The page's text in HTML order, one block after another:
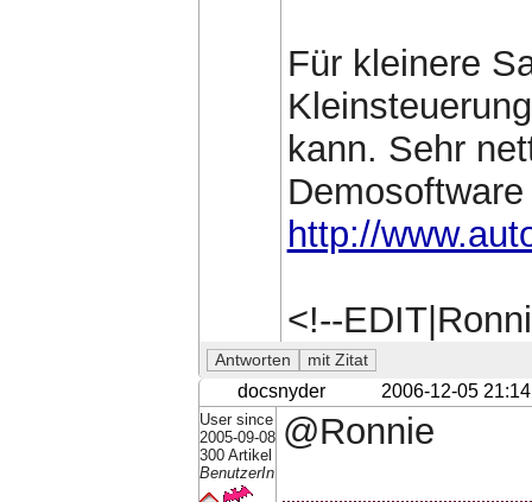
Für kleinere
kann. Sehr
http://
<!--
docsnyder 2006-12-05 21:14
User since
2005-09-08
300 Artikel
BenutzerIn
@Ronnie